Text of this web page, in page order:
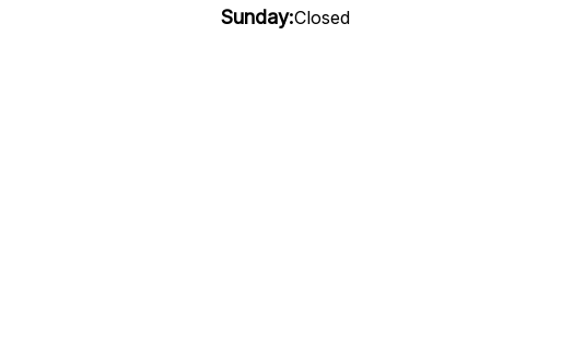
Sunday:Closed